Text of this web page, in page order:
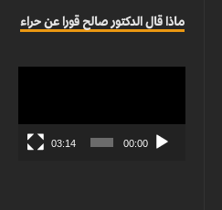
ماذا قال الدكتور صالح قورا عن حراء
00:00
03:14